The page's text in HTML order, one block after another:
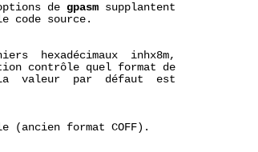
de gpasm supplantent
code source.
hexadécimaux  inhx8m,
contrôle quel format de
valeur  par  défaut  est
(ancien format COFF).